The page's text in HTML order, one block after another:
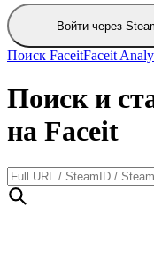
Войти через
Поиск FaceitFaceit
Поиск и
на Faceit